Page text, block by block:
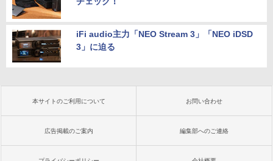
iFi audio主力「NEO Stream 3」「NEO iDSD
3」に迫る
本サイトのご利用について お問い合わせ
広告掲載のご案内 編集部へのご連絡